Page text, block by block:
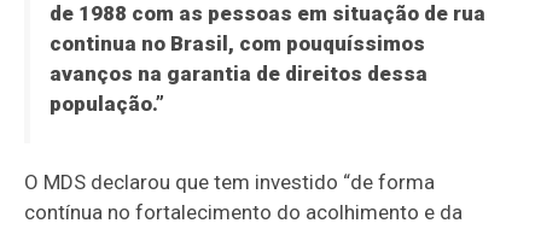
de 1988 com as pessoas em situação de rua
continua no Brasil, com pouquíssimos
avanços na garantia de direitos dessa
população.”
O MDS declarou que tem investido “de forma
contínua no fortalecimento do acolhimento e da